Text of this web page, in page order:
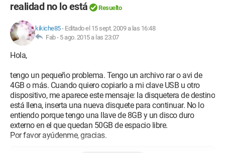
realidad no lo está
Resuelto
kikiche85- Editado el 15 sept. 2009 a las 16:48
Fab - 5 ago. 2015 a las 23:07
Hola,
tengo un pequeño problema. Tengo un archivo rar o avi de
4GB o más. Cuando quiero copiarlo a mi clave USB u otro
dispositivo, me aparece este mensaje: la disquetera de destino
está llena, inserta una nueva disquete para continuar. No lo
entiendo porque tengo una llave de 8GB y un disco duro
externo en el que quedan 50GB de espacio libre.
Por favor ayúdenme, gracias.